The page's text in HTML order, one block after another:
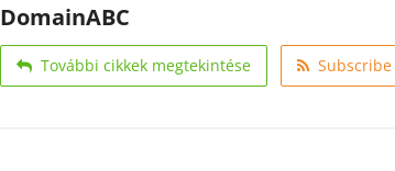
DomainABC
További cikkek megtekintése Subscribe